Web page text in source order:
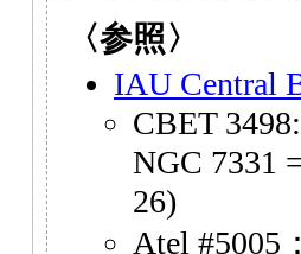
〈参照〉
IAU Central
CBET
NGC 7331
26)
Atel #5005